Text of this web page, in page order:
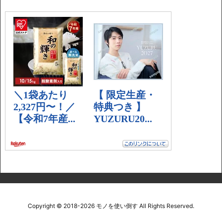
Copyright © 2018-2026 モノを使い倒す All Rights Reserved.